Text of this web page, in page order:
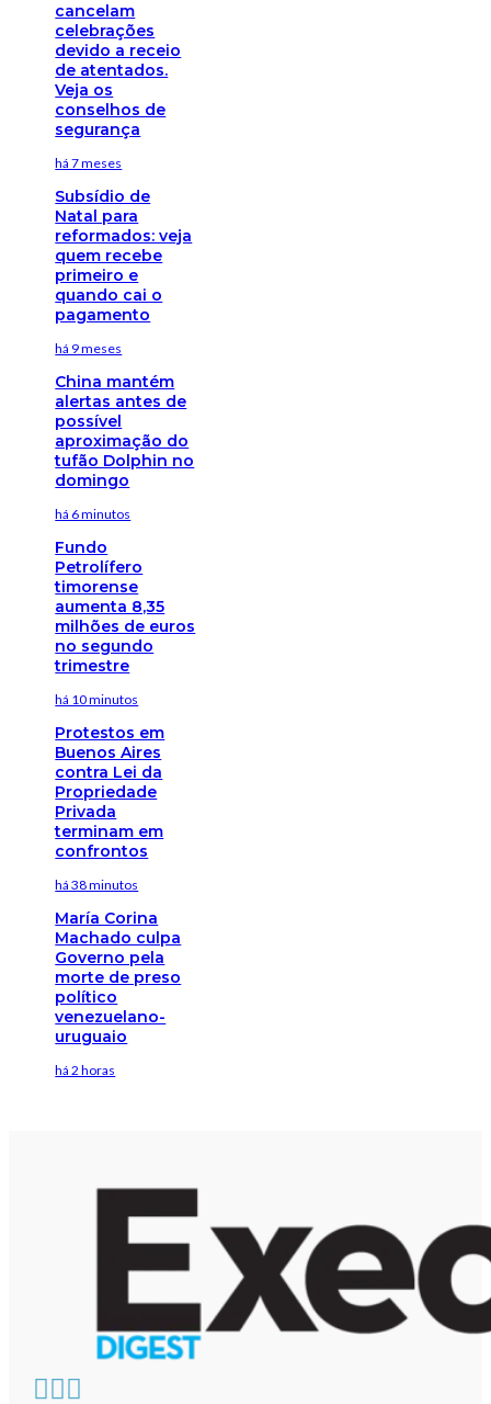
cancelam
celebrações
devido a receio
de atentados.
Veja os
conselhos de
segurança
há 7 meses
Subsídio de
Natal para
reformados: veja
quem recebe
primeiro e
quando cai o
pagamento
há 9 meses
China mantém
alertas antes de
possível
aproximação do
tufão Dolphin no
domingo
há 6 minutos
Fundo
Petrolífero
timorense
aumenta 8,35
milhões de euros
no segundo
trimestre
há 10 minutos
Protestos em
Buenos Aires
contra Lei da
Propriedade
Privada
terminam em
confrontos
há 38 minutos
María Corina
Machado culpa
Governo pela
morte de preso
político
venezuelano-
uruguaio
há 2 horas